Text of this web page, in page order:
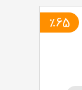
٪65